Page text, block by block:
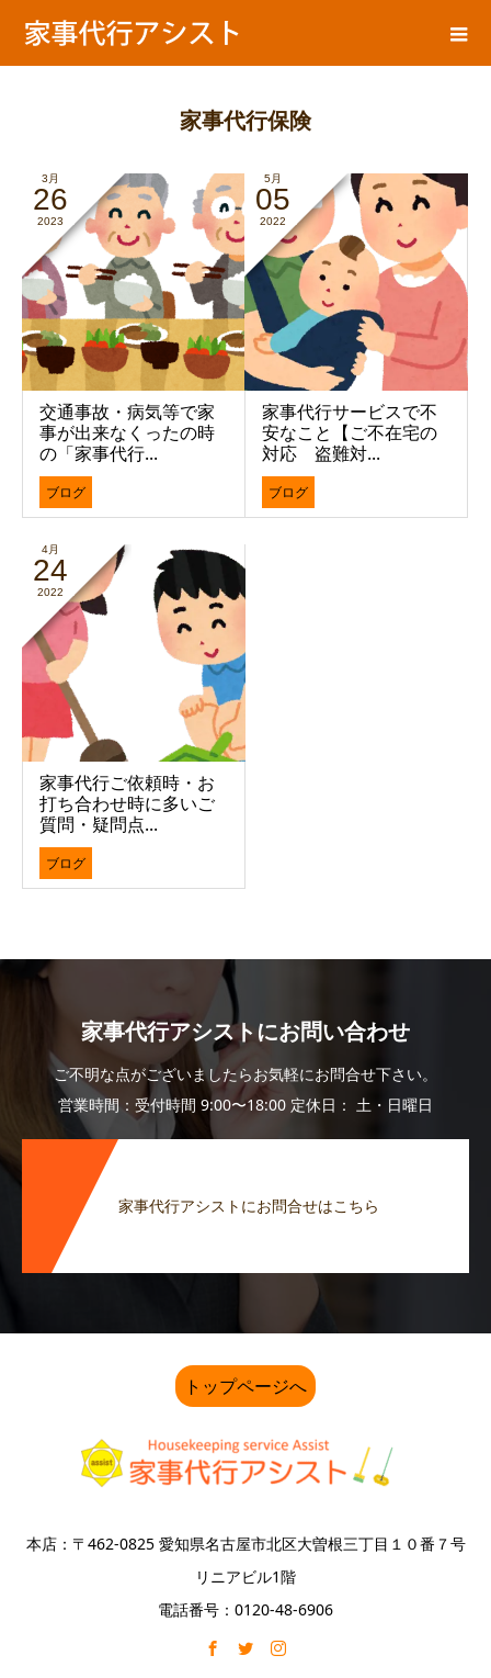
家事代行ブログ
シ
ス
の
家事代行保険
3月
26
2023
交通事故・病気等で家
事が出来なくったの時
の「家事代行...
ブログ
5月
05
2022
家事代行サービスで不
安なこと【ご不在宅の
対応 盗難対...
ブログ
4月
24
2022
家事代行ご依頼時・お
打ち合わせ時に多いご
質問・疑問点...
ブログ
家事代行アシストにお問い合わせ
ご不明な点がございましたらお気軽にお問合せ下さい。
営業時間：受付時間 9:00〜18:00 定休日： 土・日曜日
家事代行アシストにお問合せはこちら
トップページへ
本店：〒462-0825 愛知県名古屋市北区大曽根三丁目１０番７号
リニアビル1階
電話番号：0120-48-6906